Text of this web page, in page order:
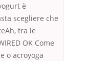
è
scegliere che
tra le
OK Come
o acroyoga